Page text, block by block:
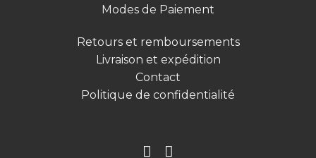
Modes de Paiement
Retours et remboursements
Livraison et expédition
Contact
Politique de confidentialité